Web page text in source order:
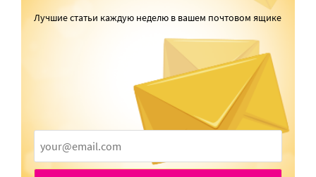
Лучшие статьи каждую неделю в вашем почтовом ящике